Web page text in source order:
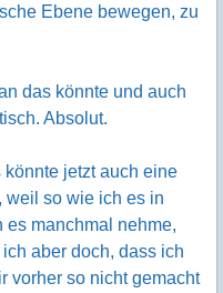
Ebene bewegen, zu
das könnte und auch
Absolut.
jetzt auch eine
weil so wie ich es in
manchmal nehme,
aber doch, dass ich
vorher so nicht gemacht